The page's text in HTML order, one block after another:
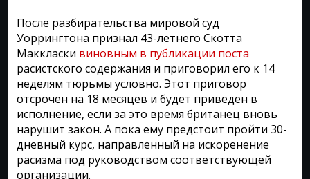
После разбирательства мировой суд
Уоррингтона признал 43-летнего Скотта
Маккласки виновным в публикации поста
расистского содержания и приговорил его к 14
неделям тюрьмы условно. Этот приговор
отсрочен на 18 месяцев и будет приведен в
исполнение, если за это время британец вновь
нарушит закон. А пока ему предстоит пройти 30-
дневный курс, направленный на искоренение
расизма под руководством соответствующей
организации.